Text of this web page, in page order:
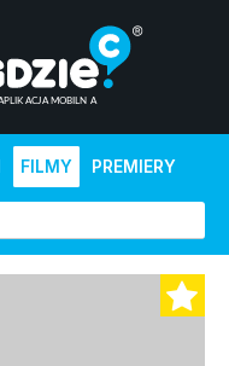
FILMY PREMIERY